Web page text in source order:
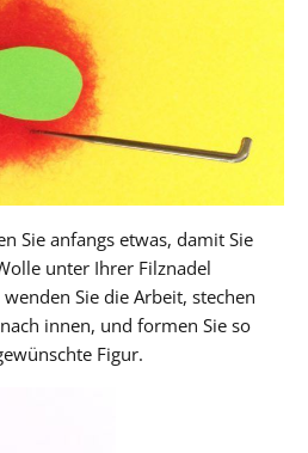
Sie anfangs etwas, damit Sie
unter Ihrer Filznadel
Sie die Arbeit, stechen
innen, und formen Sie so
Figur.